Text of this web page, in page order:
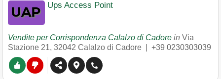
Ups Access Point
Vendite per Corrispondenza Calalzo di Cadore in Via
Stazione 21, 32042 Calalzo di Cadore +39 0230303039